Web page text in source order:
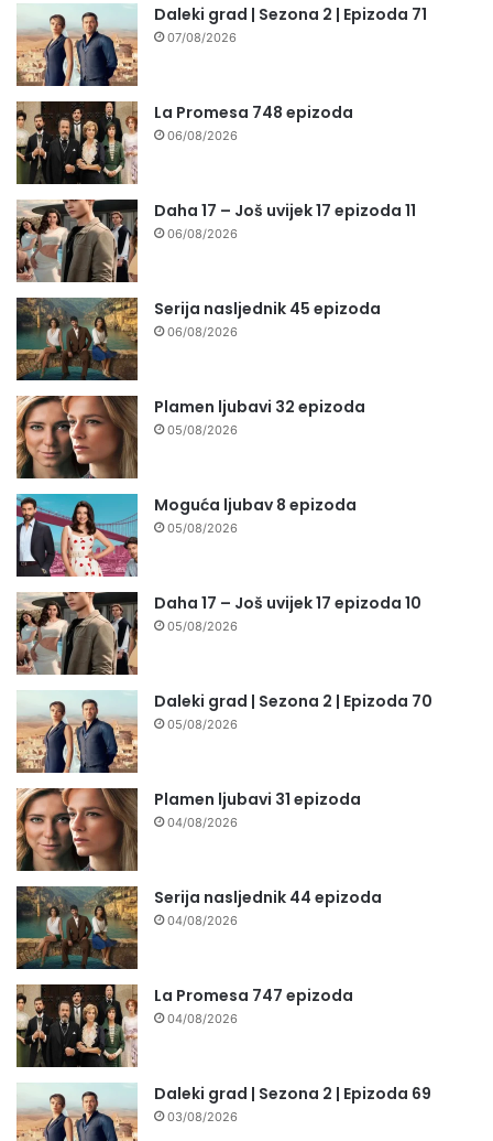
Daleki grad | Sezona 2 | Epizoda 71
07/08/2026
La Promesa 748 epizoda
06/08/2026
Daha 17 – Još uvijek 17 epizoda 11
06/08/2026
Serija nasljednik 45 epizoda
06/08/2026
Plamen ljubavi 32 epizoda
05/08/2026
Moguća ljubav 8 epizoda
05/08/2026
Daha 17 – Još uvijek 17 epizoda 10
05/08/2026
Daleki grad | Sezona 2 | Epizoda 70
05/08/2026
Plamen ljubavi 31 epizoda
04/08/2026
Serija nasljednik 44 epizoda
04/08/2026
La Promesa 747 epizoda
04/08/2026
Daleki grad | Sezona 2 | Epizoda 69
03/08/2026